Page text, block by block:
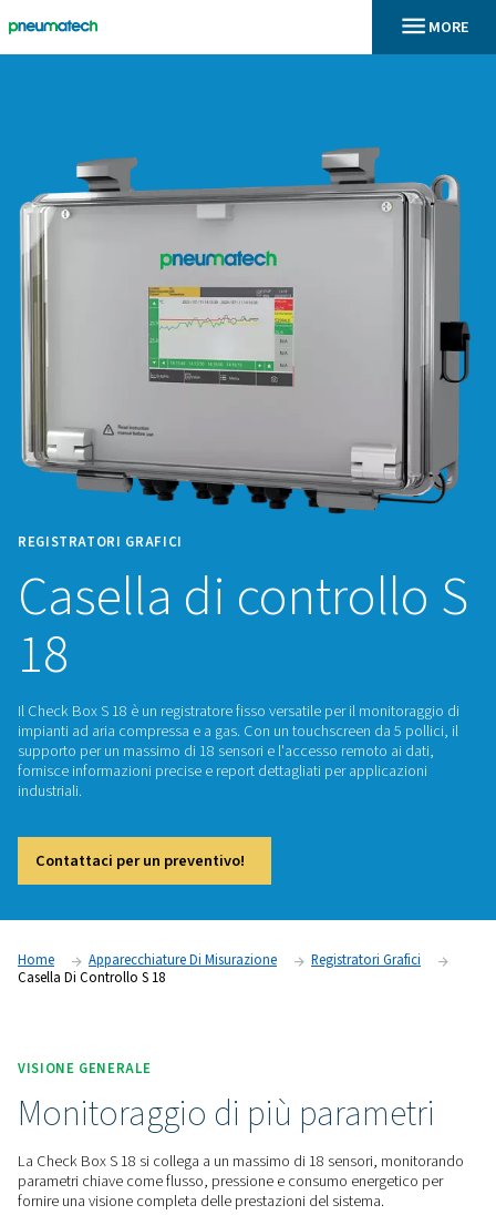
REGISTRATORI GRAFICI
Casella di
18
Il Check Box S 18 è un registratore fisso versatile per il
impianti ad aria compressa e a gas. Con un touchscreen
fornisce informazioni precise e report dettagliati per
industriali.
Contattaci per un preventivo!
Home Apparecchiature Di Misurazione